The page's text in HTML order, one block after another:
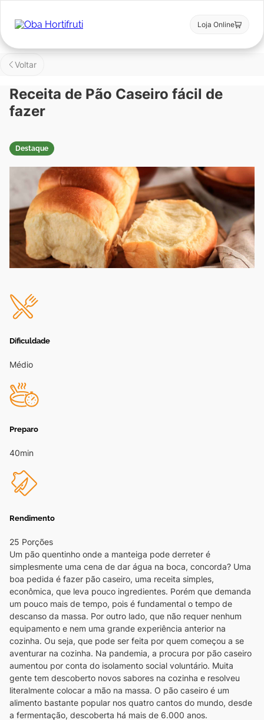
Loja Online
Voltar
Receita de Pão Caseiro fácil de
fazer
Destaque
Dificuldade
Médio
Preparo
40min
Rendimento
25 Porções
Um pão quentinho onde a manteiga pode derreter é
simplesmente uma cena de dar água na boca, concorda? Uma
boa pedida é fazer pão caseiro, uma receita simples,
econômica, que leva pouco ingredientes. Porém que demanda
um pouco mais de tempo, pois é fundamental o tempo de
descanso da massa. Por outro lado, que não requer nenhum
equipamento e nem uma grande experiência anterior na
cozinha. Ou seja, que pode ser feita por quem começou a se
aventurar na cozinha. Na pandemia, a procura por pão caseiro
aumentou por conta do isolamento social voluntário. Muita
gente tem descoberto novos sabores na cozinha e resolveu
literalmente colocar a mão na massa. O pão caseiro é um
alimento bastante popular nos quatro cantos do mundo, desde
a fermentação, descoberta há mais de 6.000 anos.